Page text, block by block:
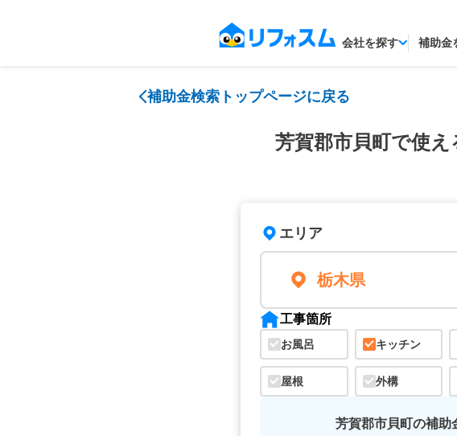
会社を探す 補助金
補助金検索トップページに戻る
芳賀郡市貝町で使え
エリア
栃木県
工事箇所
お風呂 キッチン
屋根 外構
芳賀郡市貝町の補助